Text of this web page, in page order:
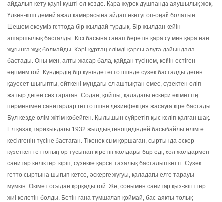
айдалып кету қаупі күшті ол кезде. Қара жүрек дұшпанда аяушылық жоқ.
Үлкен-кіші демей ажал камерасына айдап әкетуі оп-оңай болатын.
Шешем екеуміз геттода бір жылдай тұрдық. Бір жылдан кейін
ашаршылық басталды. Кісі басына санап беретін қара су мен қара нан
жұғынға жұқ болмайды. Кәрі-құртаң өлімді қарсы алуға дайындала
бастады. Оны мен, алты жасар бала, қайдан түсінем, кейін естіген
әңгімем ғой. Күндердің бір күнінде гетто ішінде сүзек басталды деген
қауесет шығыпты, өйткені мұндағы ел аштықтан емес, сүзектен өліп
жатыр деген сөз тараған. Содан, қойшы, қаладағы әскери өкіметтің
пәрменімен санитарлар гетто ішіне дезинфекция жасауға кіре бастады.
Бұл кезде өлім-жітім көбейген. Қылышын сүйретіп қыс келіп қалған шақ.
Ел қазақ тарихындағы 1932 жылдың геноцидіндей басыбайлы өлімге
кесілгенін түсіне бастаған. Тікенек сым қоршаған, сыртында әскер
күзеткен геттоның әр тұсынан кіретін жолдары бар еді, сол жолдармен
санитар көліктері кіріп, сүзекке қарсы тазалық басталып кетті. Сүзек
гетто сыртына шығып кетсе, әскерге жұғуы, қаладағы елге тарауы
мүмкін. Өкімет осыдан қорқады ғой. Жә, сонымен санитар қыз-жігіттер
жиі келетін болды. Бетін ғана тұмшалап қоймай, бас-аяқты толық